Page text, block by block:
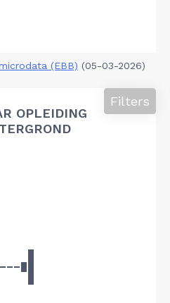
(EBB) (05-03-2026)
OPLEIDING
Filters